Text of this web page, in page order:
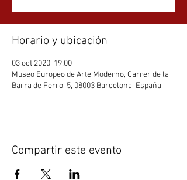
Horario y ubicación
03 oct 2020, 19:00
Museo Europeo de Arte Moderno, Carrer de la
Barra de Ferro, 5, 08003 Barcelona, España
Compartir este evento